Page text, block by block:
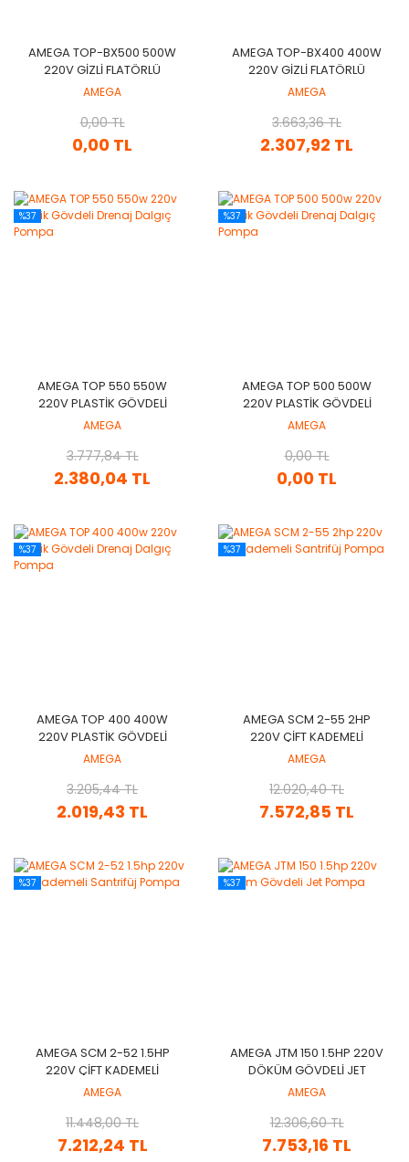
AMEGA TOP-BX500 500W
220V GIZLI FLATÖRLÜ
DRENAJ DALGIÇ POMPA
AMEGA
0,00 TL
0,00 TL
AMEGA TOP-BX400 400W
220V GIZLI FLATÖRLÜ
DRENAJ DALGIÇ POMPA
AMEGA
2.307,92 TL
3.663,36 TL
%37
AMEGA TOP 550 550W
220V PLASTIK GÖVDELI
DRENAJ DALGIÇ POMPA
AMEGA
2.380,04 TL
3.777,84 TL
%37
AMEGA TOP 500 500W
220V PLASTIK GÖVDELI
DRENAJ DALGIÇ POMPA
AMEGA
0,00 TL
0,00 TL
%37
AMEGA TOP 400 400W
220V PLASTIK GÖVDELI
DRENAJ DALGIÇ POMPA
AMEGA
2.019,43 TL
3.205,44 TL
%37
AMEGA SCM 2-55 2HP
220V ÇIFT KADEMELI
SANTRIFÜJ POMPA
AMEGA
7.572,85 TL
12.020,40 TL
%37
AMEGA SCM 2-52 1.5HP
220V ÇIFT KADEMELI
SANTRIFÜJ POMPA
AMEGA
7.212,24 TL
11.448,00 TL
%37
AMEGA JTM 150 1.5HP 220V
DÖKÜM GÖVDELI JET
POMPA
AMEGA
7.753,16 TL
12.306,60 TL